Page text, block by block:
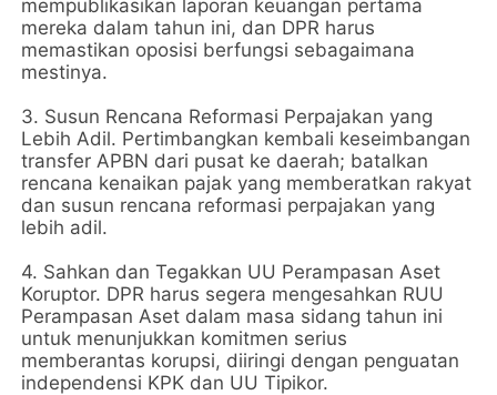
mempublikasikan laporan keuangan pertama
mereka dalam tahun ini, dan DPR harus
memastikan oposisi berfungsi sebagaimana
mestinya.
3. Susun Rencana Reformasi Perpajakan yang
Lebih Adil. Pertimbangkan kembali keseimbangan
transfer APBN dari pusat ke daerah; batalkan
rencana kenaikan pajak yang memberatkan rakyat
dan susun rencana reformasi perpajakan yang
lebih adil.
4. Sahkan dan Tegakkan UU Perampasan Aset
Koruptor. DPR harus segera mengesahkan RUU
Perampasan Aset dalam masa sidang tahun ini
untuk menunjukkan komitmen serius
memberantas korupsi, diiringi dengan penguatan
independensi KPK dan UU Tipikor.